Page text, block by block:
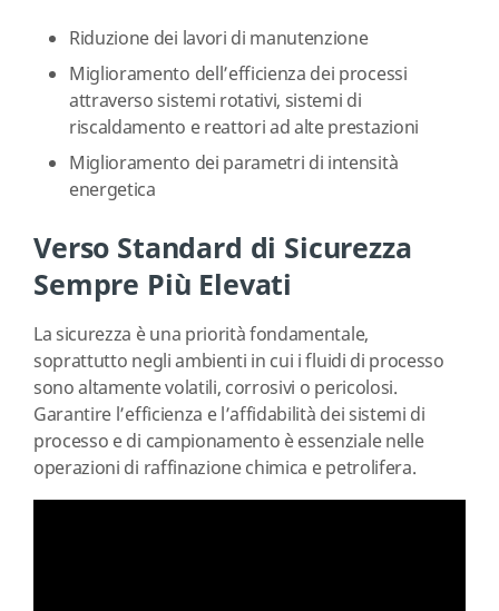
Riduzione dei lavori di manutenzione
Miglioramento dell’efficienza dei processi
attraverso sistemi rotativi, sistemi di
riscaldamento e reattori ad alte prestazioni
Miglioramento dei parametri di intensità
energetica
Verso Standard di Sicurezza
Sempre Più Elevati
La sicurezza è una priorità fondamentale,
soprattutto negli ambienti in cui i fluidi di processo
sono altamente volatili, corrosivi o pericolosi.
Garantire l’efficienza e l’affidabilità dei sistemi di
processo e di campionamento è essenziale nelle
operazioni di raffinazione chimica e petrolifera.